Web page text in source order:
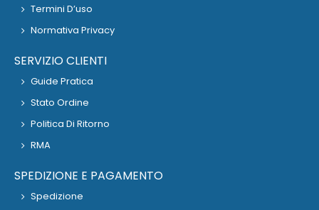
Termini D’uso
Normativa Privacy
SERVIZIO CLIENTI
Guide Pratica
Stato Ordine
Politica Di Ritorno
RMA
SPEDIZIONE E PAGAMENTO
Spedizione